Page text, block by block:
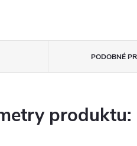
PODOBNÉ
produktu: